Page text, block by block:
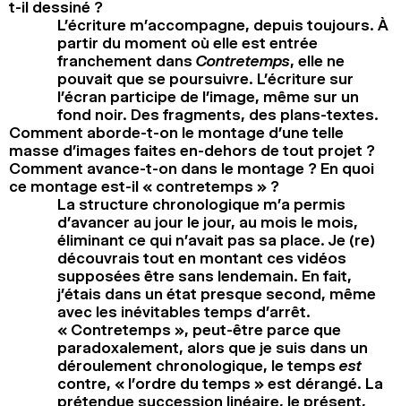
t-il dessiné ?
L’écriture m’accompagne, depuis toujours. À
partir du moment où elle est entrée
franchement dans Contretemps, elle ne
pouvait que se poursuivre. L’écriture sur
l’écran participe de l’image, même sur un
fond noir. Des fragments, des plans-textes.
Comment aborde-t-on le montage d’une telle
masse d’images faites en-dehors de tout projet ?
Comment avance-t-on dans le montage ? En quoi
ce montage est-il « contretemps » ?
La structure chronologique m’a permis
d’avancer au jour le jour, au mois le mois,
éliminant ce qui n’avait pas sa place. Je (re)
découvrais tout en montant ces vidéos
supposées être sans lendemain. En fait,
j’étais dans un état presque second, même
avec les inévitables temps d’arrêt.
« Contretemps », peut-être parce que
paradoxalement, alors que je suis dans un
déroulement chronologique, le temps est
contre, « l’ordre du temps » est dérangé. La
prétendue succession linéaire, le présent,